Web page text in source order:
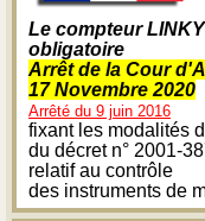
Le compteur
obligatoire
Arrêt de la Cour
17 Novembre 2020
Arrêté du 9 juin 2016
fixant les modalités
du décret n° 2001-
relatif au contrôle
des instruments de